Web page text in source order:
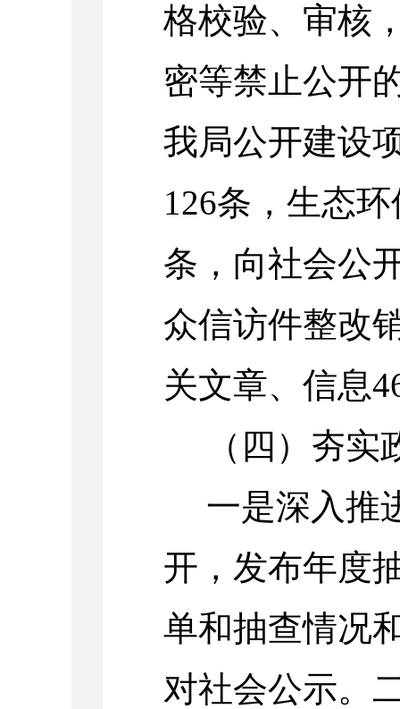
格校验、审核
密等禁止公开
我局公开建设
126条，生态
条，向社会公
众信访件整改
关文章、信息
（四）夯
一是深入推
开，发布年度
单和抽查情况
对社会公示。